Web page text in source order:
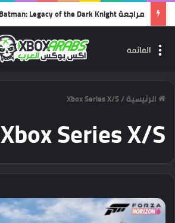
القائمة
الرئيسية/
Xbox Series X/S
Xbox Series X/S